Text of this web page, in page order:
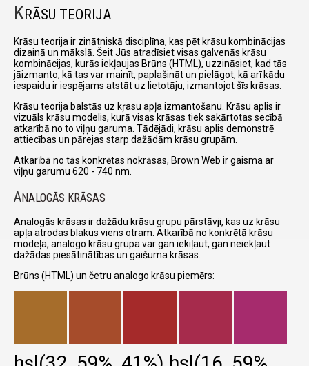
KRĀSU TEORIJA
Krāsu teorija ir zinātniskā disciplīna, kas pēt krāsu kombinācijas
dizainā un mākslā. Šeit Jūs atradīsiet visas galvenās krāsu
kombinācijas, kurās iekļaujas Brūns (HTML), uzzināsiet, kad tās
jāizmanto, kā tas var mainīt, paplašināt un pielāgot, kā arī kādu
iespaidu ir iespējams atstāt uz lietotāju, izmantojot šīs krāsas.
Krāsu teorija balstās uz kŗasu apļa izmantošanu. Krāsu aplis ir
vizuāls krāsu modelis, kurā visas krāsas tiek sakārtotas secībā
atkarībā no to viļņu garuma. Tādējādi, krāsu aplis demonstrē
attiecības un pārejas starp dažādām krāsu grupām.
Atkarībā no tās konkrētas nokrāsas, Brown Web ir gaisma ar
viļņu garumu 620 - 740 nm.
ANALOGĀS KRĀSAS
Analogās krāsas ir dažādu krāsu grupu pārstāvji, kas uz krāsu
apļa atrodas blakus viens otram. Atkarībā no konkrētā krāsu
modeļa, analogo krāsu grupa var gan iekiļaut, gan neiekļaut
dažādas piesātinātības un gaišuma krāsas.
Brūns (HTML) un četru analogo krāsu piemērs: